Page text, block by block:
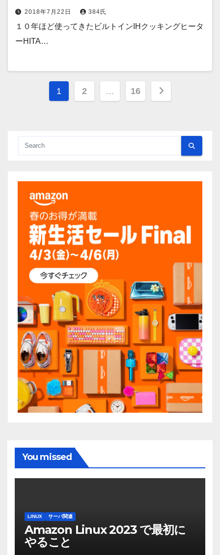
2018年7月22日 384氏
１０年ほど使ってきたビルトインIHクッキングヒータ
ーHITA…
投
ジ
送
り
1 2 … 16
You missed
LINUX サーバ関連
Amazon Linux 2023 で最初に
やること